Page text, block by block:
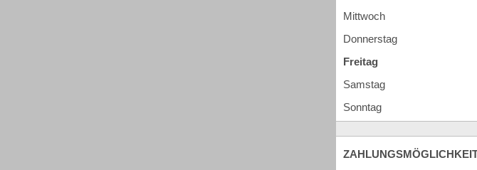
Mittwoch
Donnerstag
Freitag
Samstag
Sonntag